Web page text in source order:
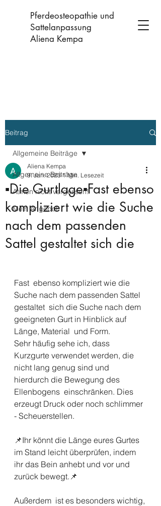
Pferdeosteopathie und
Sattelanpassung
Aliena Kempa
Beitrag
Allgemeine Beiträge
Atmen nicht vergessen!
Mein Angebot
Allgemeine Beiträge
▪️Die Gurtlage▪️Fast ebenso
kompliziert wie die Suche
nach dem passenden
Sattel gestaltet sich die
Aliena Kempa
9. Jan. 2023 1 Min. Lesezeit
Fast  ebenso kompliziert wie die
Suche nach dem passenden Sattel
gestaltet  sich die Suche nach dem
geeigneten Gurt in Hinblick auf
Länge, Material  und Form.
Sehr häufig sehe ich, dass
Kurzgurte verwendet werden, die
nicht lang genug sind und
hierdurch die Bewegung des
Ellenbogens  einschränken. Dies
erzeugt Druck oder noch schlimmer
- Scheuerstellen.
📌Ihr könnt die Länge eures Gurtes
im Stand leicht überprüfen, indem
ihr das Bein anhebt und vor und
zurück bewegt.📌
Außerdem  ist es besonders wichtig,